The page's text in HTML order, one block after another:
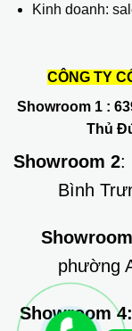
Kinh doanh:
CÔNG TY
Showroom 1:
Thủ
Showroom 2:
Bình
phường
Showroom 4: